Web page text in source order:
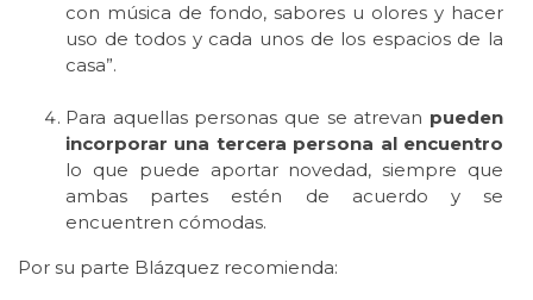
con música de fondo, sabores u olores y hacer
uso de todos y cada unos de los espacios de la
casa”.
Para aquellas personas que se atrevan pueden
incorporar una tercera persona al encuentro
lo que puede aportar novedad, siempre que
ambas partes estén de acuerdo y se
encuentren cómodas.
Por su parte Blázquez recomienda: